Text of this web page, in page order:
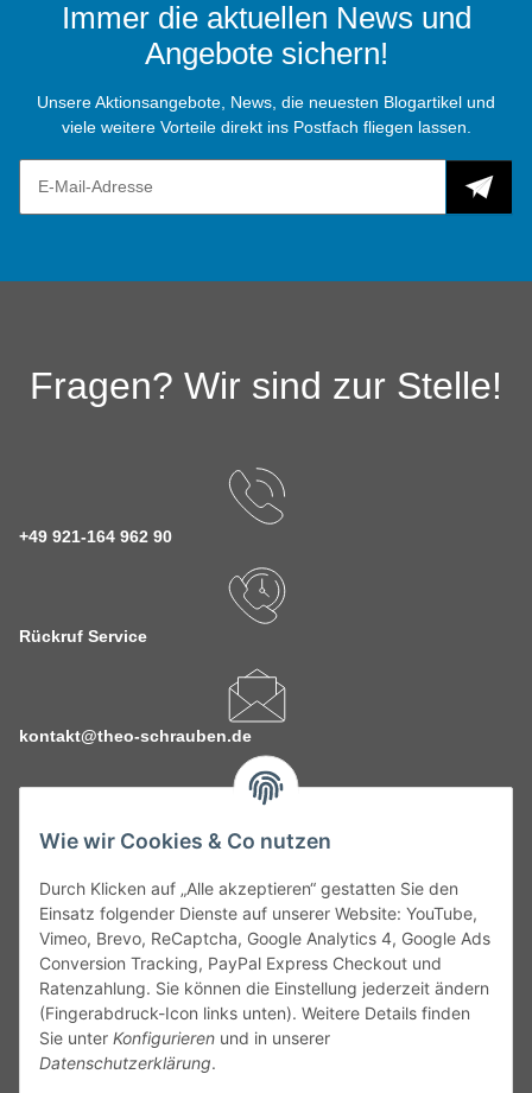
Wie wir Cookies & Co nutzen
Durch Klicken auf „Alle akzeptieren“ gestatten Sie den
Einsatz folgender Dienste auf unserer Website: YouTube,
Vimeo, Brevo, ReCaptcha, Google Analytics 4, Google Ads
Conversion Tracking, PayPal Express Checkout und
Ratenzahlung. Sie können die Einstellung jederzeit ändern
(Fingerabdruck-Icon links unten). Weitere Details finden
Sie unter Konfigurieren und in unserer
Datenschutzerklärung.
Immer die aktuellen News und
Angebote sichern!
Unsere Aktionsangebote, News, die neuesten Blogartikel und
viele weitere Vorteile direkt ins Postfach fliegen lassen.
Fragen? Wir sind zur Stelle!
+49 921-164 962 90
Rückruf Service
kontakt@theo-schrauben.de
Service
Gesetzliche Informationen
Alle technischen Angaben ohne Gewähr. Irrtümer und fehlerhafte
Angaben vorbehalten. Wenn Sie Datenblätter oder spezielle